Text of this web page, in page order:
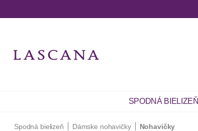
SPODNÁ BIELIZEŇ
Spodná bielizeň Dámske nohavičky Nohavičky